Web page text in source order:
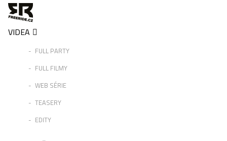
VIDEA
FULL PARTY
FULL FILMY
WEB SÉRIE
TEASERY
EDITY